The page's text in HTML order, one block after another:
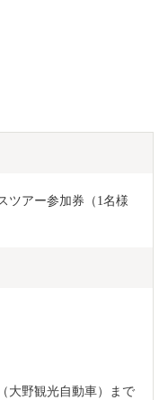
ツアー参加券（1名様
大野観光自動車）まで